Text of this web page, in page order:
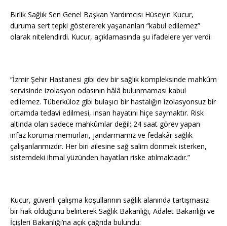
Birlik Sağlık Sen Genel Başkan Yardımcısı Hüseyin Kucur,
duruma sert tepki göstererek yaşananları “kabul edilemez”
olarak nitelendirdi. Kucur, açıklamasında şu ifadelere yer verdi:
“İzmir Şehir Hastanesi gibi dev bir sağlık kompleksinde mahkûm
servisinde izolasyon odasının hâlâ bulunmaması kabul
edilemez. Tüberküloz gibi bulaşıcı bir hastalığın izolasyonsuz bir
ortamda tedavi edilmesi, insan hayatını hiçe saymaktır. Risk
altında olan sadece mahkûmlar değil; 24 saat görev yapan
infaz koruma memurları, jandarmamız ve fedakâr sağlık
çalışanlarımızdır. Her biri ailesine sağ salim dönmek isterken,
sistemdeki ihmal yüzünden hayatları riske atılmaktadır.”
Kucur, güvenli çalışma koşullarının sağlık alanında tartışmasız
bir hak olduğunu belirterek Sağlık Bakanlığı, Adalet Bakanlığı ve
İçişleri Bakanlığı’na açık çağrıda bulundu: